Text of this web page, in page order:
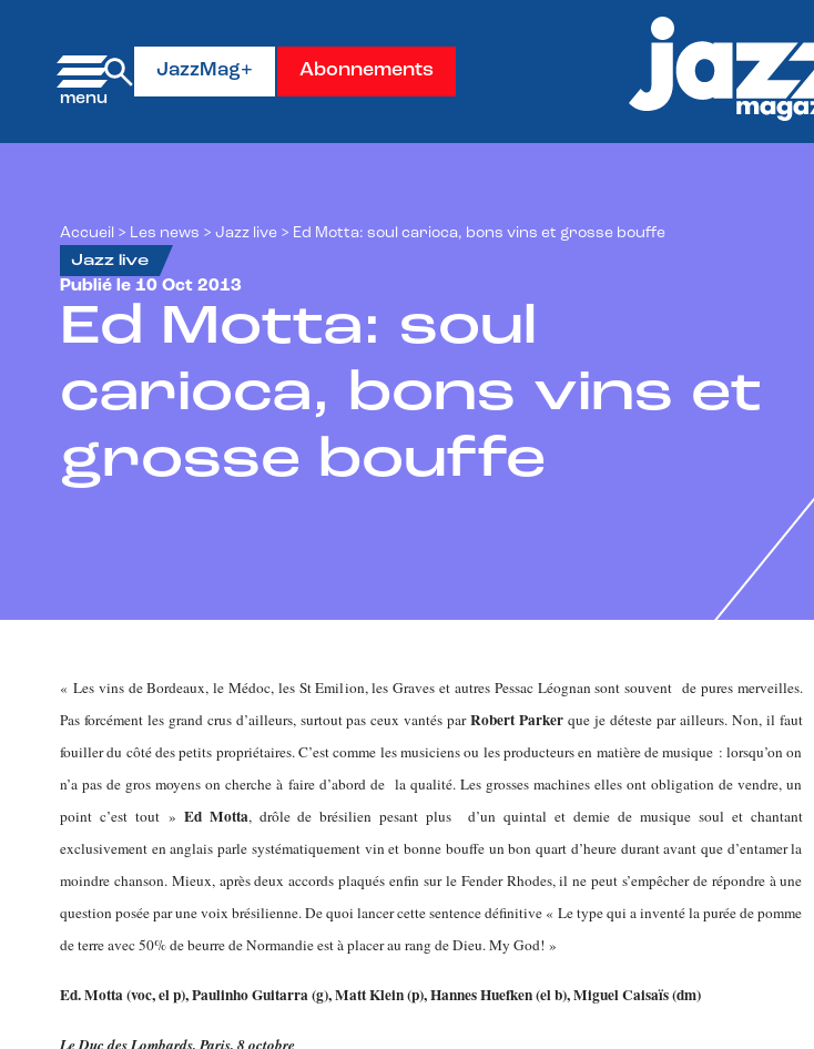
JazzMag+ Abonnements
Accueil > Les news > Jazz live > Ed Motta: soul carioca, bons vins et grosse bouffe
Jazz live
Publié le 10 Oct 2013
Ed Motta: soul
carioca, bons vins et
grosse bouffe
« Les vins de Bordeaux, le Médoc, les St Emilion, les Graves et autres Pessac Léognan sont souvent de pures merveilles.
Pas forcément les grand crus d’ailleurs, surtout pas ceux vantés parRobert Parker que je déteste par ailleurs. Non, il faut
fouiller du côté des petits propriétaires. C’est comme les musiciens ou les producteurs en matière de musique : lorsqu’on on
n’a pas de gros moyens on cherche à faire d’abord de la qualité. Les grosses machines elles ont obligation de vendre, un
point c’est tout » Ed Motta, drôle de brésilien pesant plus d’un quintal et demie de musique soul et chantant
exclusivement en anglais parle systématiquement vin et bonne bouffe un bon quart d’heure durant avant que d’entamer la
moindre chanson. Mieux, après deux accords plaqués enfin sur le Fender Rhodes, il ne peut s’empêcher de répondre à une
question posée par une voix brésilienne. De quoi lancer cette sentence définitive « Le type qui a inventé la purée de pomme
de terre avec 50% de beurre de Normandie est à placer au rang de Dieu.My God! »
Ed. Motta (voc, el p), Paulinho Guitarra (g), Matt Klein (p), Hannes Huefken (el b), Miguel Caisaïs (dm)
Le Duc des Lombards, Paris, 8 octobre